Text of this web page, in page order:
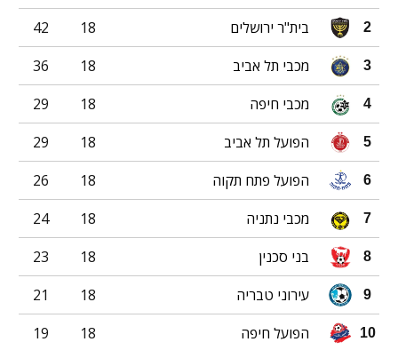
2 בית"ר ירושלים 18
42
3 מכבי תל אביב 18
36
4 מכבי חיפה 18
29
5 הפועל תל אביב 18
29
6 הפועל פתח תקוה 18
26
7 מכבי נתניה 18
24
8 בני סכנין 18
23
9 עירוני טבריה 18
21
10 הפועל חיפה 18
19